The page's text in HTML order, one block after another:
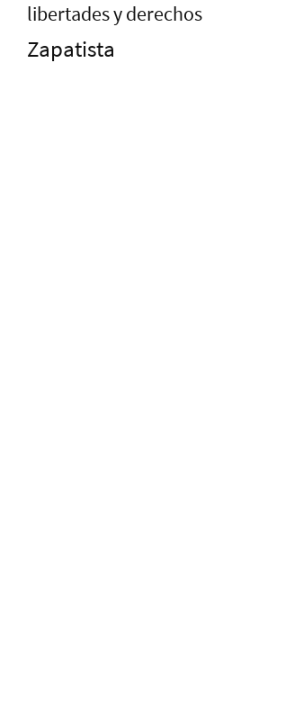
libertades y derechos
Zapatista